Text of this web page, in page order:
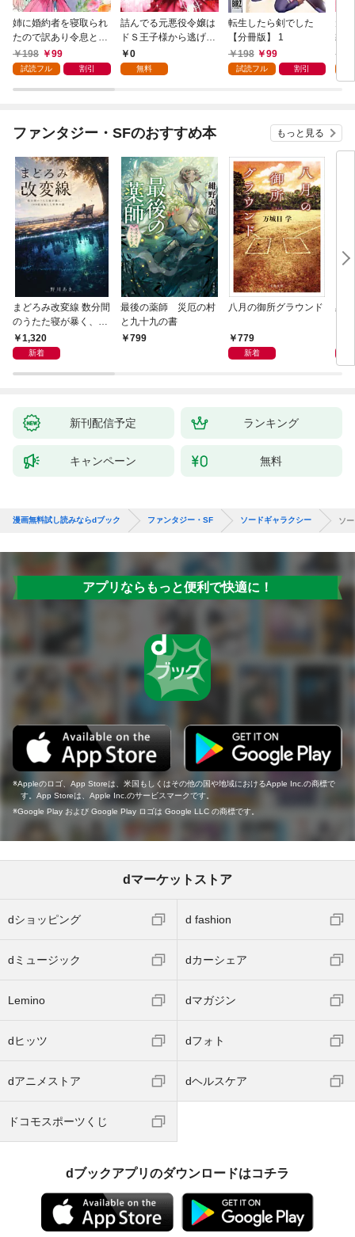
姉に婚約者を寝取られ
たので訳あり令息と結
婚して辺境へと向かい
ます ～苦労の先に待っ
溺愛と幸せでした～
198 99
試読フル 割引
詰んでる元悪役令嬢は
ドＳ王子様から逃げ出
したい 【分冊版】 1
0
無料
転生したら剣でした
【分冊版】 1
198
99
試読フル 割引
元
隷
い
ファンタジー・SFのおすすめ本 もっと見る
まどろみ改変線 数分間
のうたた寝が暴く、18
0度反転した世界の謎
1,320
新着
最後の薬師 災厄の村
と九十九の書
799
八月の御所グラウンド
779
新着
黒
新刊配信予定 ランキング
キャンペーン 無料
漫画無料試し読みならdブック ファンタジー・SF ソードギャラクシー ソ
アプリならもっと便利で快適に！
Appleのロゴ、App Storeは、米国もしくはその他の国や地域におけるApple Inc.の商標で
す。App Storeは、Apple Inc.のサービスマークです。
Google Play および Google Play ロゴは Google LLC の商標です。
dマーケットストア
dショッピング d fashion
dミュージック dカーシェア
Lemino dマガジン
dヒッツ dフォト
dアニメストア dヘルスケア
ドコモスポーツくじ
dブックアプリのダウンロードはコチラ